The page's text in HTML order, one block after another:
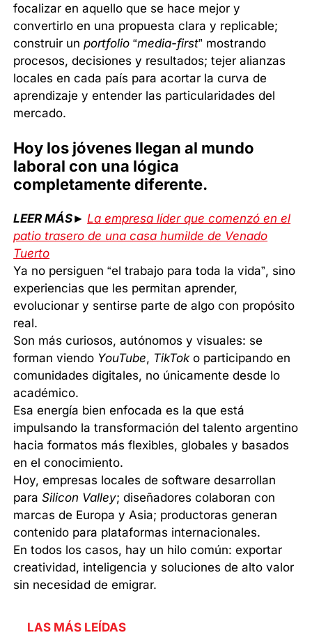
focalizar en aquello que se hace mejor y
convertirlo en una propuesta clara y replicable;
construir unportfolio“media-first” mostrando
procesos, decisiones y resultados; tejer alianzas
locales en cada país para acortar la curva de
aprendizaje y entender las particularidades del
mercado.
Hoy los jóvenes llegan al mundo
laboral con una lógica
completamente diferente.
LEER MÁS► La empresa líder que comenzó en el
patio trasero de una casa humilde de Venado
Tuerto
Ya no persiguen “el trabajo para toda la vida”, sino
experiencias que les permitan aprender,
evolucionar y sentirse parte de algo con propósito
real.
Son más curiosos, autónomos y visuales: se
forman viendo YouTube, TikToko participando en
comunidades digitales, no únicamente desde lo
académico.
Esa energía bien enfocada es la que está
impulsando la transformación del talento argentino
hacia formatos más flexibles, globales y basados
en el conocimiento.
Hoy, empresas locales de software desarrollan
paraSilicon Valley; diseñadores colaboran con
marcas de Europa y Asia; productoras generan
contenido para plataformas internacionales.
En todos los casos, hay un hilo común: exportar
creatividad, inteligencia y soluciones de alto valor
sin necesidad de emigrar.
LAS MÁS LEÍDAS